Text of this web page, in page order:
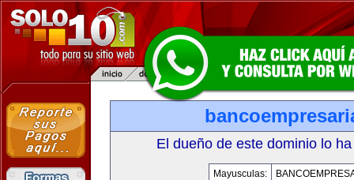
El dueño de este dominio lo
Mayusculas: